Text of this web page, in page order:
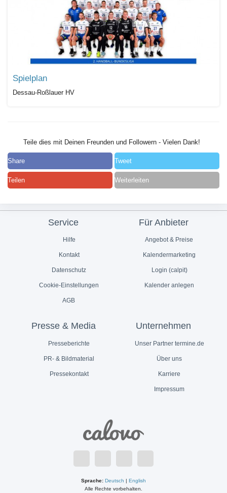
Spielplan
Dessau-Roßlauer HV
Teile dies mit Deinen Freunden und Followern - Vielen Dank!
Share Tweet
Teilen Weiterleiten
Service
Hilfe
Kontakt
Datenschutz
Cookie-Einstellungen
AGB
Für Anbieter
Angebot & Preise
Kalendermarketing
Login (calpit)
Kalender anlegen
Presse & Media
Presseberichte
PR- & Bildmaterial
Pressekontakt
Unternehmen
Unser Partner termine.de
Über uns
Karriere
Impressum
Sprache: Deutsch | English
Alle Rechte vorbehalten.